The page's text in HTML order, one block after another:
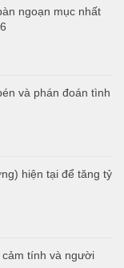
ngoạn mục nhất
và phán đoán tình
hiện tại để tăng tỷ
tính và người